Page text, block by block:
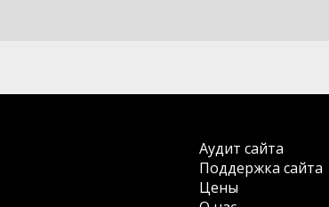
Аудит сайта
Поддержка сайта
Цены